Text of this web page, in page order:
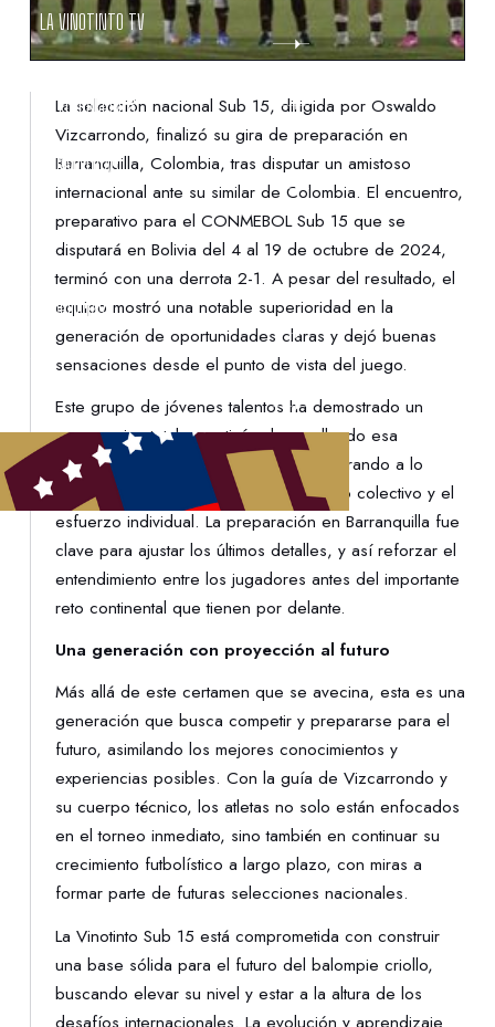
LA VINOTINTO TV
NOTIFICACIONES
NORMATIVAS
CONTACTO
DENUNCIAS
La selección nacional Sub 15, dirigida por Oswaldo
Vizcarrondo, finalizó su gira de preparación en
Barranquilla, Colombia, tras disputar un amistoso
internacional ante su similar de Colombia. El encuentro,
preparativo para el CONMEBOL Sub 15 que se
disputará en Bolivia del 4 al 19 de octubre de 2024,
terminó con una derrota 2-1. A pesar del resultado, el
equipo mostró una notable superioridad en la
generación de oportunidades claras y dejó buenas
sensaciones desde el punto de vista del juego.
Este grupo de jóvenes talentos ha demostrado un
compromiso total y continúa desarrollando esa
identidad competitiva que viene demostrando a lo
largo del proceso, basada en el trabajo colectivo y el
esfuerzo individual. La preparación en Barranquilla fue
clave para ajustar los últimos detalles, y así reforzar el
entendimiento entre los jugadores antes del importante
reto continental que tienen por delante.
Una generación con proyección al futuro
Más allá de este certamen que se avecina, esta es una
generación que busca competir y prepararse para el
futuro, asimilando los mejores conocimientos y
experiencias posibles. Con la guía de Vizcarrondo y
su cuerpo técnico, los atletas no solo están enfocados
en el torneo inmediato, sino también en continuar su
crecimiento futbolístico a largo plazo, con miras a
formar parte de futuras selecciones nacionales.
La Vinotinto Sub 15 está comprometida con construir
una base sólida para el futuro del balompie criollo,
buscando elevar su nivel y estar a la altura de los